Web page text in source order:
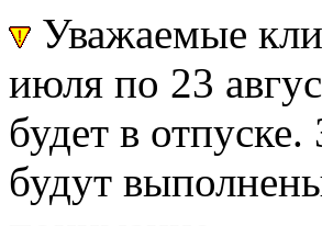
Уважаемые
июля по 23
будет в
будут